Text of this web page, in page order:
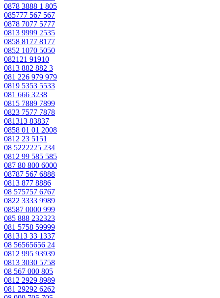
0878 3888 1 805
085777 567 567
0878 7077 5777
0813 9999 2535
0858 8177 8177
0852 1070 5050
082121 91910
0813 882 882 3
081 226 979 979
0819 5353 5533
081 666 3238
0815 7889 7899
0823 7577 7878
081313 83837
0858 01 01 2008
0812 23 5151
08 5222225 234
0812 99 585 585
087 80 800 6000
08787 567 6888
0813 877 8886
08 575757 6767
0822 3333 9989
08587 0000 999
085 888 232323
081 5758 59999
081313 33 1337
08 56565656 24
0812 995 93939
0813 3030 5758
08 567 000 805
0812 2929 8989
081 29292 6262